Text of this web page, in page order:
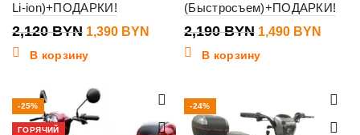
Li-ion)+ПОДАРКИ!
2,120BYN 1,390 BYN
В корзину
(Быстросъем)+ПОДАРКИ!
2,190BYN 1,490 BYN
В корзину
-25%
ГОРЯЧИЙ
-24%